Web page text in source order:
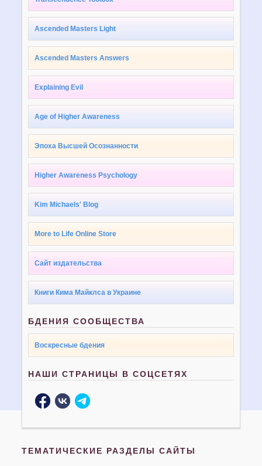
Ascended Masters Light
Ascended Masters Answers
Explaining Evil
Age of Higher Awareness
Эпоха Высшей Осознанности
Higher Awareness Psychology
Kim Michaels' Blog
More to Life Online Store
Сайт издательства
Книги Кима Майклса в Украине
БДЕНИЯ СООБЩЕСТВА
Воскресные бдения
НАШИ СТРАНИЦЫ В СОЦСЕТЯХ
ТЕМАТИЧЕСКИЕ РАЗДЕЛЫ САЙТЫ